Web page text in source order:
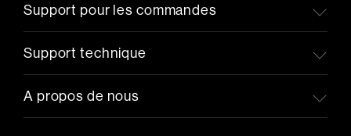
Support pour les commandes
Support technique
A propos de nous